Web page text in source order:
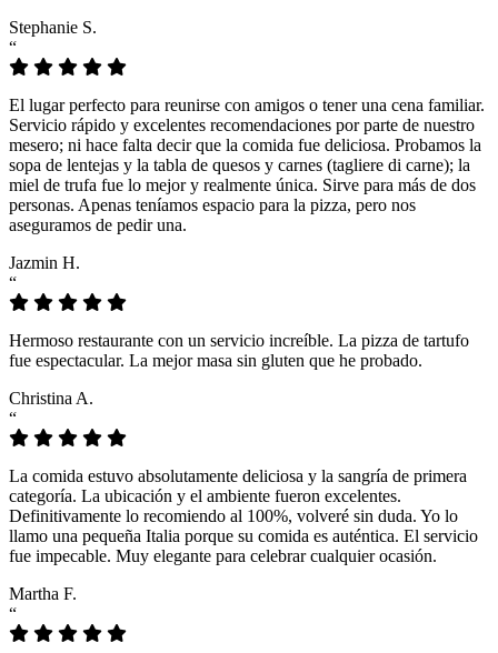
Stephanie S.
“
El lugar perfecto para reunirse con amigos o tener una cena familiar.
Servicio rápido y excelentes recomendaciones por parte de nuestro
mesero; ni hace falta decir que la comida fue deliciosa. Probamos la
sopa de lentejas y la tabla de quesos y carnes (tagliere di carne); la
miel de trufa fue lo mejor y realmente única. Sirve para más de dos
personas. Apenas teníamos espacio para la pizza, pero nos
aseguramos de pedir una.
Jazmin H.
“
Hermoso restaurante con un servicio increíble. La pizza de tartufo
fue espectacular. La mejor masa sin gluten que he probado.
Christina A.
“
La comida estuvo absolutamente deliciosa y la sangría de primera
categoría. La ubicación y el ambiente fueron excelentes.
Definitivamente lo recomiendo al 100%, volveré sin duda. Yo lo
llamo una pequeña Italia porque su comida es auténtica. El servicio
fue impecable. Muy elegante para celebrar cualquier ocasión.
Martha F.
“